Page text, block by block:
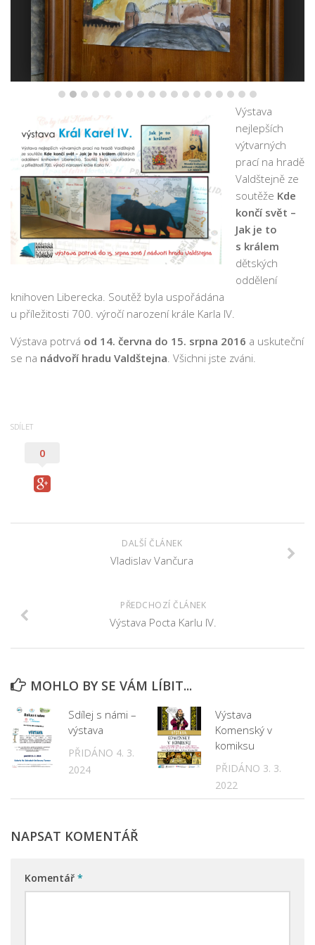
Pobočka Malý Rohozec
Pobočka Turnov II
Pobočka Mašov
Půjčovní doba
Základní služby
Půjčování e-knih a čteček e-knih
Portál KNIHA Z KNIHOVNY
Kultura a vzdělávání
Služby handicapovaným
Pronájem prostor
Lidé
Fotogalerie
Dokumenty
Historie
Podporují nás
Doporučujeme
Vzdělávací centrum
Kontakt
Výstava
nejlepších
výtvarných
prací na hradě
Valdštejně ze
soutěže Kde
končí svět –
Jak je to
s králem
dětských
oddělení
knihoven Liberecka. Soutěž byla uspořádána
u příležitosti 700. výročí narození krále Karla IV.
Výstava potrvá od 14. června do 15. srpna 2016 a uskuteční
se na nádvoří hradu Valdštejna . Všichni jste zváni.
SDÍLET
0
DALŠÍ ČLÁNEK
Vladislav Vančura
PŘEDCHOZÍ ČLÁNEK
Výstava Pocta Karlu IV.
MOHLO BY SE VÁM LÍBIT...
Sdílej s námi –
výstava
PŘIDÁNO 4. 3.
2024
Výstava
Komenský v
komiksu
PŘIDÁNO 3. 3.
2022
NAPSAT KOMENTÁŘ
Komentář *